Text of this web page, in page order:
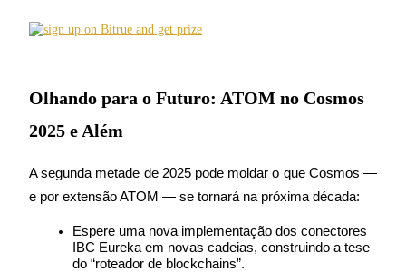
Deposit & Trade BTC to Share 25000 USDT prize pool!
Deposit CASHCAT & Win
Olhando para o Futuro: ATOM no Cosmos
2025 e Além
A segunda metade de 2025 pode moldar o que Cosmos —
e por extensão ATOM — se tornará na próxima década:
Espere uma nova implementação dos conectores
IBC Eureka em novas cadeias, construindo a tese
do “roteador de blockchains”.